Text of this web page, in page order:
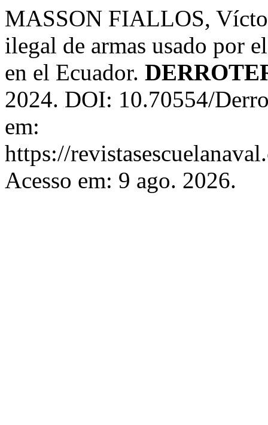
MASSON FIALLOS,
ilegal de armas usado por
en el Ecuador.
2024. DOI: 10.70554/
em:
https://
Acesso em: 9 ago. 2026.